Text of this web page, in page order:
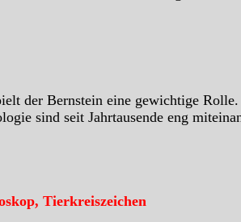
der Bernstein eine gewichtige Rolle.
sind seit Jahrtausende eng
Tierkreiszeichen